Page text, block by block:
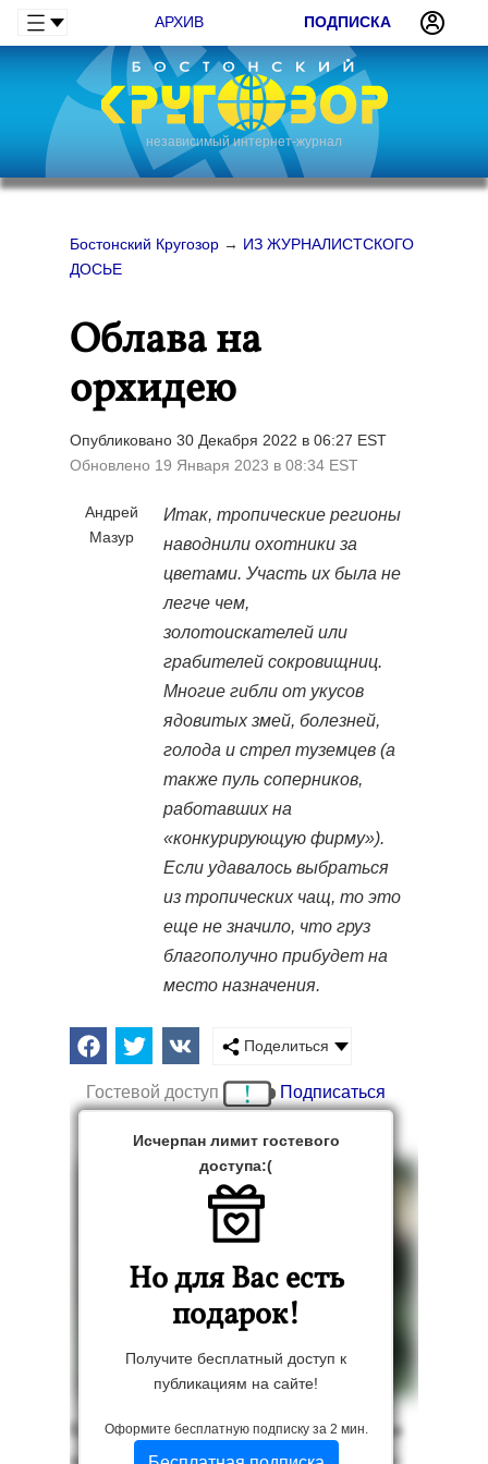
АРХИВ ПОДПИСКА
независимый интернет-журнал
Бостонский Кругозор → ИЗ ЖУРНАЛИСТСКОГО
ДОСЬЕ
Облава на
орхидею
Опубликовано 30 Декабря 2022 в 06:27 EST
Обновлено 19 Января 2023 в 08:34 EST
Андрей
Мазур
Итак, тропические регионы
наводнили охотники за
цветами. Участь их была не
легче чем,
золотоискателей или
грабителей сокровищниц.
Многие гибли от укусов
ядовитых змей, болезней,
голода и стрел туземцев (а
также пуль соперников,
работавших на
«конкурирующую фирму»).
Если удавалось выбраться
из тропических чащ, то это
еще не значило, что груз
благополучно прибудет на
место назначения.
Поделиться
Гостевой доступ Подписаться
Исчерпан лимит гостевого
доступа:(
Но для Вас есть
подарок!
Получите бесплатный доступ к
публикациям на сайте!
Оформите бесплатную подписку за 2 мин.
Есть го­сударс­тва, ко­торые сде­лали